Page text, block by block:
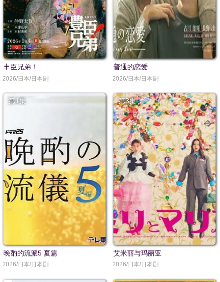
丰臣兄弟！
2026/日本/日本剧
普通的恋爱
2026/日本/日本剧
第1集
晚酌的流派5 夏篇
2026/日本/日本剧
第3集
艾米丽与玛丽亚
2026/日本/日本剧